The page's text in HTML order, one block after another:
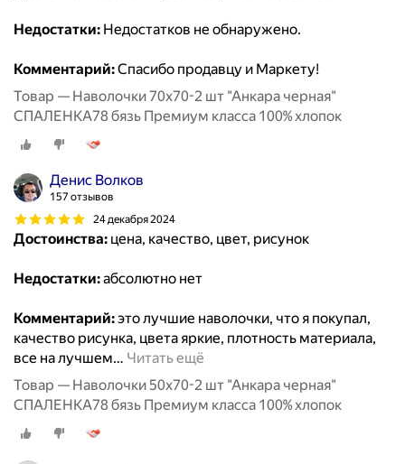
Недостатки: Недостатков не обнаружено.
Комментарий:Спасибо продавцу и Маркету!
Товар — Наволочки 70х70-2 шт "Анкара черная"
СПАЛЕНКА78 бязь Премиум класса 100% хлопок
Денис Волков
157 отзывов
24 декабря 2024
Достоинства: цена, качество, цвет, рисунок
Недостатки:абсолютно нет
Комментарий:это лучшие наволочки, что я покупал,
качество рисунка, цвета яркие, плотность материала,
все на лучшем… Читать ещё
Товар — Наволочки 50х70-2 шт "Анкара черная"
СПАЛЕНКА78 бязь Премиум класса 100% хлопок